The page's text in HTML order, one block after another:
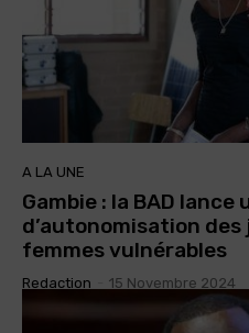
A LA UNE
Gambie : la BAD lance
d’autonomisation
femmes vulnérables
Redaction 15 Novembre 2024